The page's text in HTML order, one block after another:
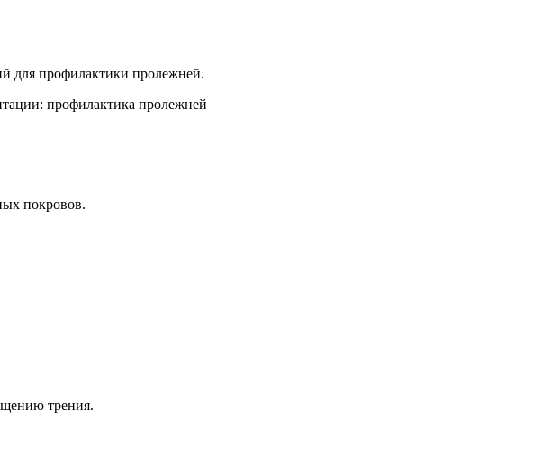
для профилактики пролежней.
покровов.
трения.